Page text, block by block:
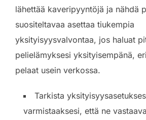
lähettää kaveripyyntöjä ja nähdä
suositeltavaa asettaa tiukempia
yksityisyysvalvontaa, jos haluat
pelielämyksesi yksityisempänä,
pelaat usein verkossa.
Tarkista
varmistaaksesi, että ne